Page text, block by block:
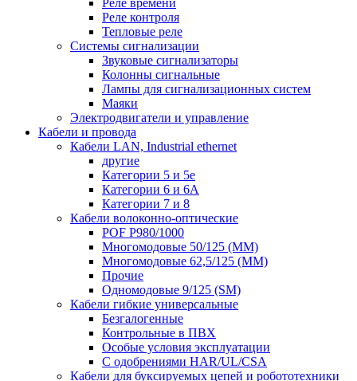
Реле контроля
Тепловые реле
Системы сигнализации
Звуковые сигнализаторы
Колонны сигнальные
Лампы для сигнализационных систем
Маяки
Электродвигатели и управление
Кабели и провода
Кабели LAN, Industrial ethernet
другие
Категории 5 и 5е
Категории 6 и 6A
Категории 7 и 8
Кабели волоконно-оптические
POF P980/1000
Многомодовые 50/125 (ММ)
Многомодовые 62,5/125 (ММ)
Прочие
Одномодовые 9/125 (SM)
Кабели гибкие универсальные
Безгалогенные
Контрольные в ПВХ
Особые условия эксплуатации
С одобрениями HAR/UL/CSA
Кабели для буксируемых цепей и робототехники